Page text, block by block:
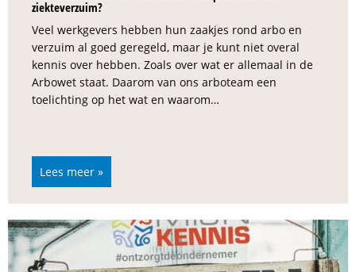
ziekteverzuim?
Veel werkgevers hebben hun zaakjes rond arbo en
verzuim al goed geregeld, maar je kunt niet overal
kennis over hebben. Zoals over wat er allemaal in de
Arbowet staat. Daarom van ons arboteam een
toelichting op het wat en waarom…
Lees meer »